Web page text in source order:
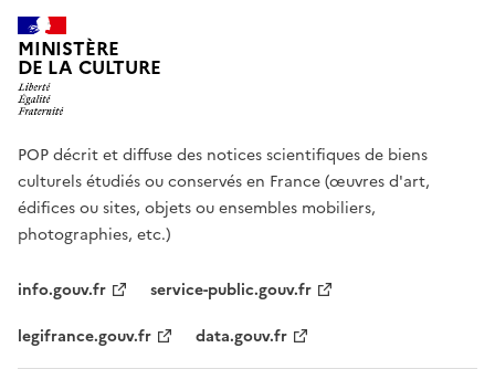
MINISTÈRE
DE LA CULTURE
POP décrit et diffuse des notices scientifiques de biens
culturels étudiés ou conservés en France (œuvres d'art,
édifices ou sites, objets ou ensembles mobiliers,
photographies, etc.)
info.gouv.fr
service-public.gouv.fr
legifrance.gouv.fr
data.gouv.fr